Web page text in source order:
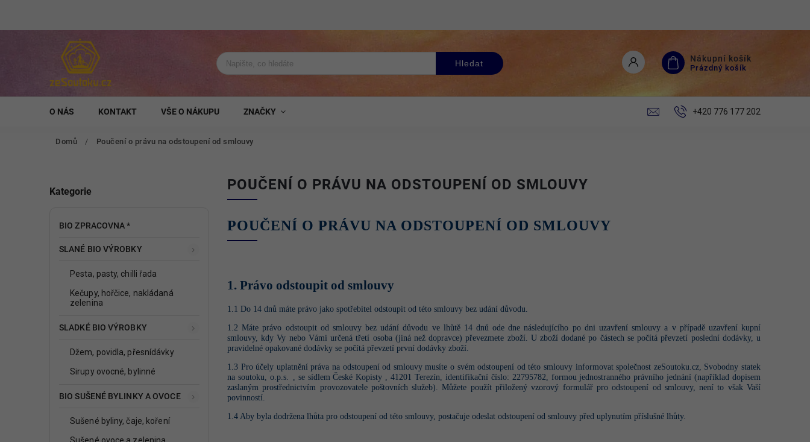
Hledat Nákupní košík
Prázdný košík
O NÁS KONTAKT VŠE O NÁKUPU ZNAČKY +420 776 177 202
Domů / Poučení o právu na odstoupení od smlouvy
Kategorie
BIO ZPRACOVNA *
SLANÉ BIO VÝROBKY
Pesta, pasty, chilli řada
Kečupy, hořčice, nakládaná
zelenina
SLADKÉ BIO VÝROBKY
Džem, povidla, přesnídávky
Sirupy ovocné, bylinné
BIO SUŠENÉ BYLINKY A OVOCE
Sušené byliny, čaje, koření
Sušené ovoce a zelenina
POUČENÍ O PRÁVU NA ODSTOUPENÍ OD SMLOUVY
POUČENÍ O PRÁVU NA ODSTOUPENÍ OD SMLOUVY
1. Právo odstoupit od smlouvy
1.1 Do 14 dnů máte právo jako spotřebitel odstoupit od této smlouvy bez udání důvodu.
1.2 Máte právo odstoupit od smlouvy bez udání důvodu ve lhůtě 14 dnů ode dne následujícího po dni uzavření smlouvy a v případě uzavření kupní
smlouvy, kdy Vy nebo Vámi určená třetí osoba (jiná než dopravce) převezmete zboží. U zboží dodané po částech se počítá převzetí poslední dodávky, u
pravidelné opakované dodávky se počítá převzetí první dodávky zboží.
1.3 Pro účely uplatnění práva na odstoupení od smlouvy musíte o svém odstoupení od této smlouvy informovat společnost zeSoutoku.cz, Svobodny statek
na soutoku, o.p.s. , se sídlem České Kopisty , 41201 Terezín, identifikační číslo: 22795782, formou jednostranného právního jednání (například dopisem
zaslaným prostřednictvím provozovatele poštovních služeb). Můžete použít přiložený vzorový formulář pro odstoupení od smlouvy, není to však Vaší
povinností.
1.4 Aby byla dodržena lhůta pro odstoupení od této smlouvy, postačuje odeslat odstoupení od smlouvy před uplynutím příslušné lhůty.